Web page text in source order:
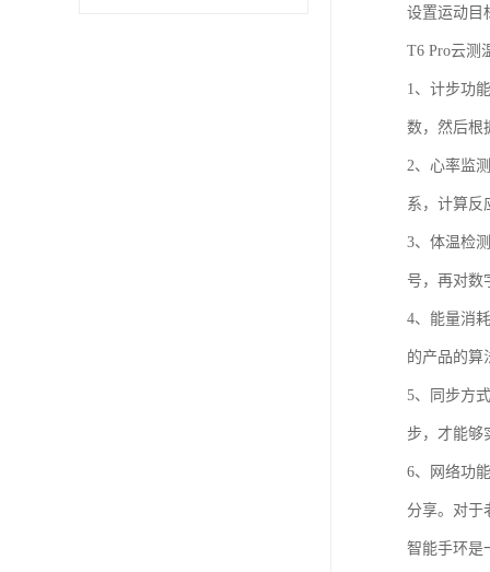
设置运动目
T6 Pro云测
1、计步功
数，然后根
2、心率监
系，计算反
3、体温检
号，再对数
4、能量消
的产品的算
5、同步方
步，才能够
6、网络功
分享。对于
智能手环是